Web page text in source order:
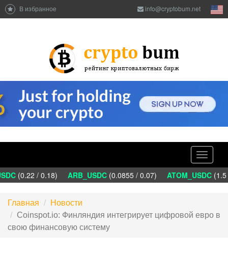
В избранное info@cryptobum.net
Toggle
(0.22 / 0.18) ARB_USDC(0.0855 / 0.07) ATOM_USDC(1.5
Главная
Новости
Coinspot.io: Финляндия интегрирует цифровой евро в
свою финансовую систему